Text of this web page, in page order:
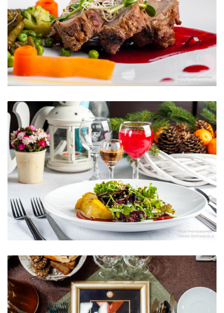
Стейк
Салат з карамелізованою грушею